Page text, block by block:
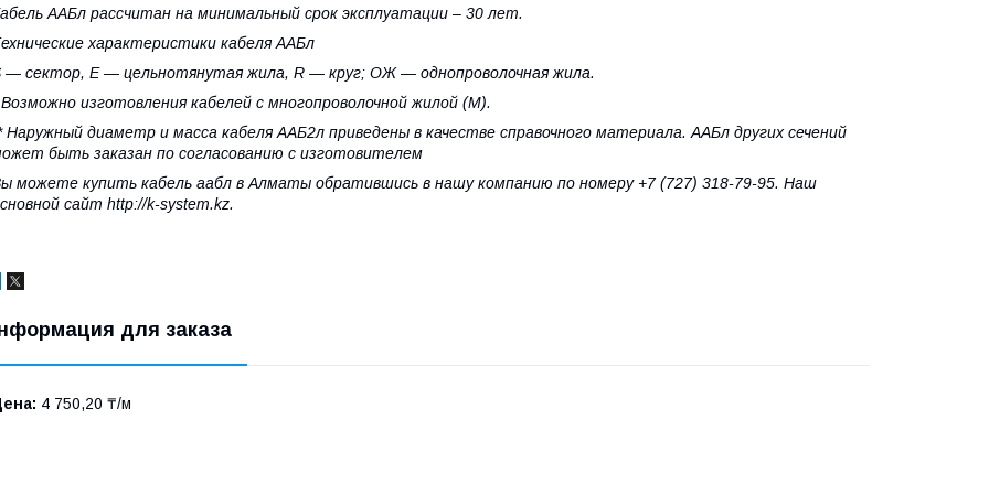
ААБл рассчитан на минимальный срок эксплуатации – 30 лет.
характеристики кабеля ААБл
— сектор, E — цельнотянутая жила, R — круг; ОЖ — однопроволочная жила.
Возможно изготовления кабелей с многопроволочной жилой (М).
Наружный диаметр и масса кабеля ААБ2л приведены в качестве справочного материала. ААБл других сечений
быть заказан по согласованию с изготовителем
можете купить кабель аабл в Алматы обратившись в нашу компанию по номеру +7 (727) 318-79-95. Наш
сайт http://k-system.kz.
для заказа
4 750,20 ₸/м